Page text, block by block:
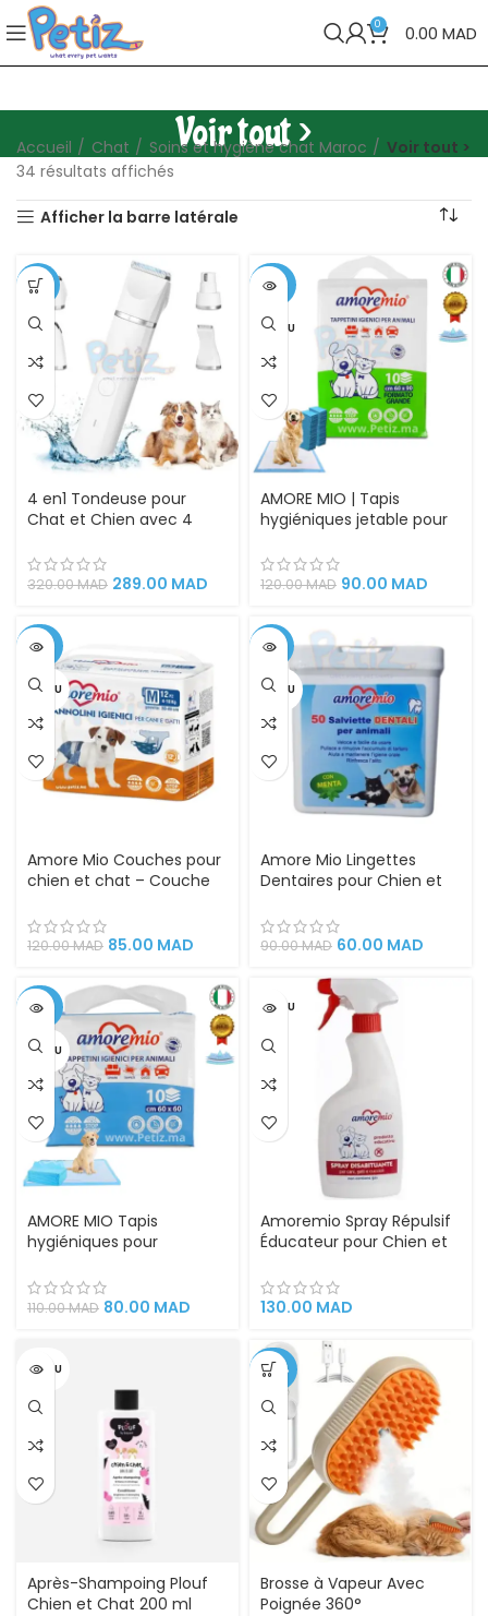
0 0.00 MAD
Voir tout >
Accueil Chat Soins et hygiène chat Maroc
Voir tout >
34 résultats affichés
Afficher la barre latérale
-10%
4 en1 Tondeuse pour
Chat et Chien avec 4
320.00MAD 289.00 MAD
-25%
VENDU
AMORE MIO | Tapis
hygiéniques jetable pour
absorbants, traverses
60x90cm apprentissage
en phase de toilettage
120.00MAD 90.00 MAD
-29%
VENDU
Amore Mio Couches pour
chien et chat – Couche
120.00MAD 85.00 MAD
-33%
VENDU
Amore Mio Lingettes
Dentaires pour Chien et
Efficace Contre Plaque,
Tartre et Mauvaise
90.00MAD 60.00 MAD
-27%
VENDU
AMORE MIO Tapis
hygiéniques pour
Apprentissage Propreté
des Chiots Chiens et
110.00MAD 80.00 MAD
VENDU
Amoremio Spray Répulsif
Éducateur pour Chien et
130.00 MAD
VENDU
Après-Shampoing Plouf
Chien et Chat 200 ml
-46%
Brosse à Vapeur Avec
Poignée 360°